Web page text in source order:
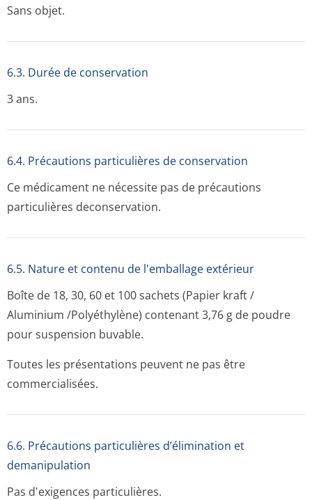
Sans objet.
6.3. Durée de conservation
3 ans.
6.4. Précautions particulières de conservation
Ce médicament ne nécessite pas de précautions
particulières deconservation.
6.5. Nature et contenu de l'emballage extérieur
Boîte de 18, 30, 60 et 100 sachets (Papier kraft /
Aluminium /Polyéthylène) contenant 3,76 g de poudre
pour suspension buvable.
Toutes les présentations peuvent ne pas être
commercialisées.
6.6. Précautions particulières d’élimination et
demanipulation
Pas d'exigences particulières.